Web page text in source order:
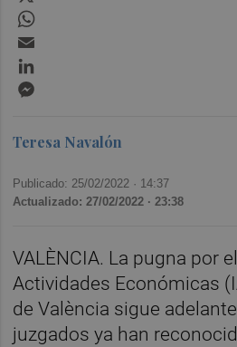
Teresa Navalón
Publicado: 25/02/2022 · 14:37
Actualizado: 27/02/2022 · 23:38
VALÈNCIA. La pugna por
Actividades Económicas
de València sigue
juzgados ya han